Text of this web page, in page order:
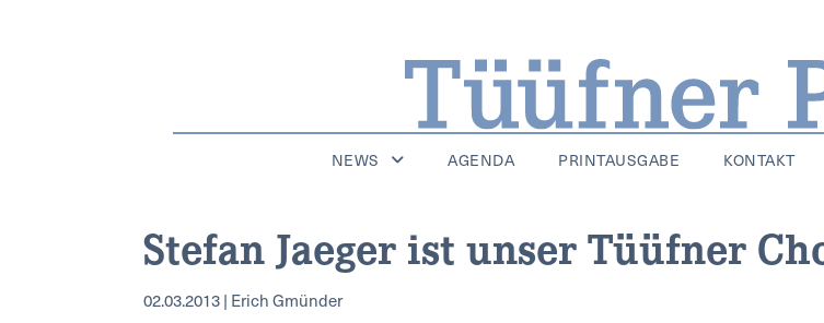
NEWS AGENDA PRINTAUSGABE KONTAKT
Stefan Jaeger ist unser Tüüfner
02.03.2013 | Erich Gmünder